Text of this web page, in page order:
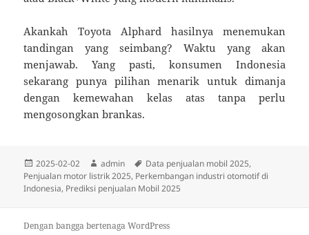
Akankah Toyota Alphard hasilnya menemukan
tandingan yang seimbang? Waktu yang akan
menjawab. Yang pasti, konsumen Indonesia
sekarang punya pilihan menarik untuk dimanja
dengan kemewahan kelas atas tanpa perlu
mengosongkan brankas.
Diposkan
pada
2025-02-02 Penulis
admin Tag
Data penjualan mobil 2025,
Penjualan motor listrik 2025, Perkembangan industri otomotif di
Indonesia, Prediksi penjualan Mobil 2025
Dengan bangga bertenaga WordPress